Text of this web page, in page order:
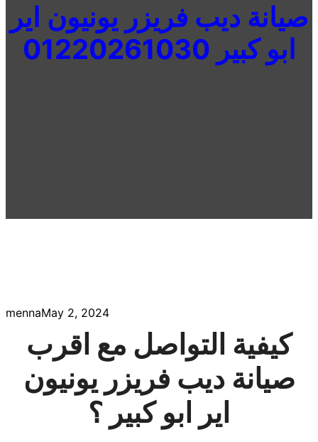
صيانة ديب فريزر يونيون اير
ابو كبير 01220261030
mennaMay 2, 2024
كيفية التواصل مع اقرب
صيانة ديب فريزر يونيون
اير ابو كبير ؟